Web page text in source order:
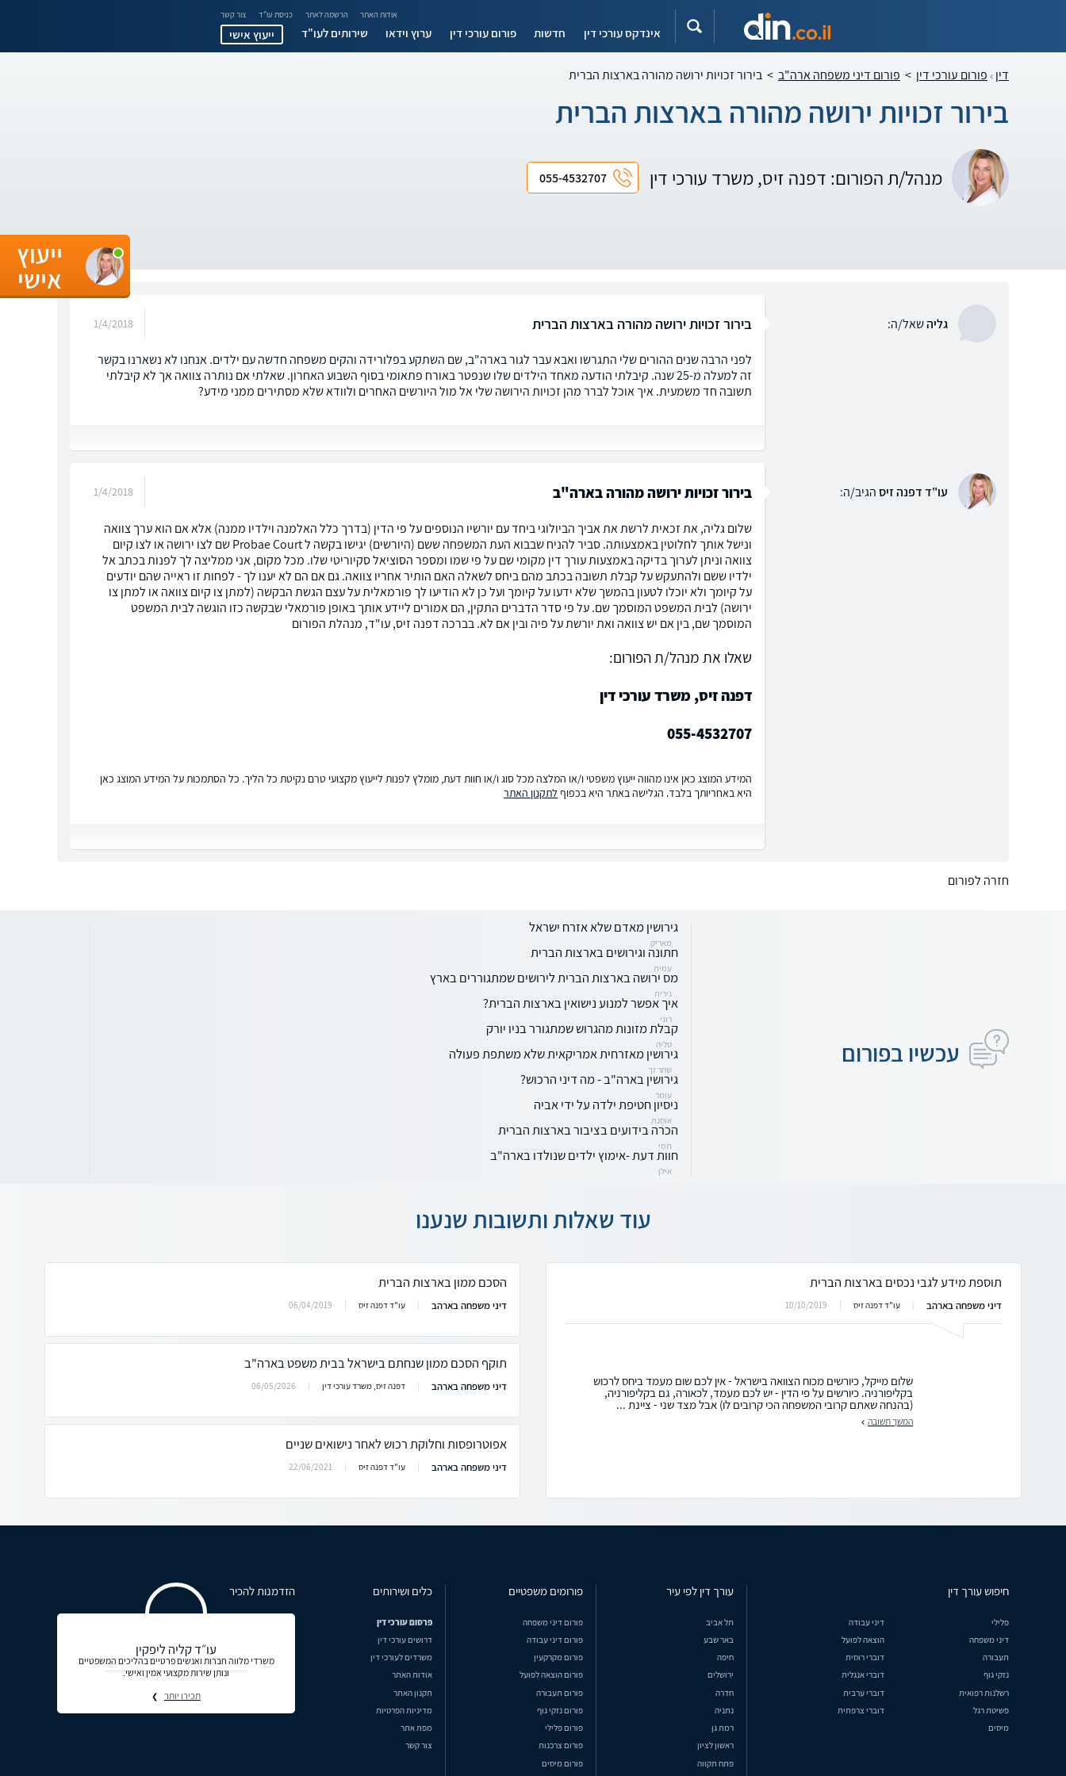
אודות האתר הרשמה לאתר כניסת עו"ד צור קשר
אינדקס עורכי דין חדשות פורום עורכי דין ערוץ וידאו שירותים לעו"ד ייעוץ אישי
דין פורום עורכי דין > פורום דיני משפחה ארה"ב > בירור זכויות ירושה מהורה בארצות הברית
בירור זכויות ירושה מהורה בארצות הברית
מנהל/ת הפורום: דפנה זיס, משרד עורכי דין 055-4532707
גליהשאל/ה: בירור זכויות ירושה מהורה בארצות הברית 1/4/2018
לפני הרבה שנים ההורים שלי התגרשו ואבא עבר לגור בארה"ב, שם השתקע בפלורידה והקים משפחה חדשה עם ילדים. אנחנו לא נשארנו בקשר
זה למעלה מ-25 שנה. קיבלתי הודעה מאחד הילדים שלו שנפטר באורח פתאומי בסוף השבוע האחרון. שאלתי אם נותרה צוואה אך לא קיבלתי
תשובה חד משמעית. איך אוכל לברר מהן זכויות הירושה שלי אל מול היורשים האחרים ולוודא שלא מסתירים ממני מידע?
עו"ד דפנה זיסהגיב/ה: בירור זכויות ירושה מהורה בארה"ב 1/4/2018
שלום גליה, את זכאית לרשת את אביך הביולוגי ביחד עם יורשיו הנוספים על פי הדין (בדרך כלל האלמנה וילדיו ממנה) אלא אם הוא ערך צוואה
ונישל אותך לחלוטין באמצעותה. סביר להניח שבבוא העת המשפחה ששם (היורשים) יגישו בקשה ל Probae Court שם לצו ירושה או לצו קיום
צוואה וניתן לערוך בדיקה באמצעות עורך דין מקומי שם על פי שמו ומספר הסוציאל סקיוריטי שלו. מכל מקום, אני ממליצה לך לפנות בכתב אל
ילדיו ששם ולהתעקש על קבלת תשובה בכתב מהם ביחס לשאלה האם הותיר אחריו צוואה. גם אם הם לא יענו לך - לפחות זו ראייה שהם יודעים
על קיומך ולא יוכלו לטעון בהמשך שלא ידעו על קיומך ועל כן לא הודיעו לך פורמאלית על עצם הגשת הבקשה (למתן צו קיום צוואה או למתן צו
ירושה) לבית המשפט המוסמך שם. על פי סדר הדברים התקין, הם אמורים ליידע אותך באופן פורמאלי שבקשה כזו הוגשה לבית המשפט
המוסמך שם, בין אם יש צוואה ואת יורשת על פיה ובין אם לא. בברכה דפנה זיס, עו"ד, מנהלת הפורום
שאלו את מנהל/ת הפורום:
דפנה זיס, משרד עורכי דין
055-4532707
המידע המוצג כאן אינו מהווה ייעוץ משפטי ו/או המלצה מכל סוג ו/או חוות דעת, מומלץ לפנות לייעוץ מקצועי טרם נקיטת כל הליך. כל הסתמכות על המידע המוצג כאן
היא באחריותך בלבד. הגלישה באתר היא בכפוף לתקנון האתר
חזרה לפורום
עכשיו בפורום
גירושין מאדם שלא אזרח ישראל
מאריק
חתונה וגירושים בארצות הברית
עמית
מס ירושה בארצות הברית לירושים שמתגוררים בארץ
נירית
איך אפשר למנוע נישואין בארצות הברית?
רוני
קבלת מזונות מהגרוש שמתגורר בניו יורק
טליה
גירושין מאזרחית אמריקאית שלא משתפת פעולה
שחר זך
גירושין בארה"ב - מה דיני הרכוש?
עומר
ניסיון חטיפת ילדה על ידי אביה
אוסנת
הכרה בידועים בציבור בארצות הברית
תמי
חוות דעת -אימוץ ילדים שנולדו בארה"ב
אילן
עוד שאלות ותשובות שנענו
תוספת מידע לגבי נכסים בארצות הברית
דיני משפחה בארהב עו"ד דפנה זיס 10/10/2019
שלום מייקל, כיורשים מכוח הצוואה בישראל - אין לכם שום מעמד ביחס לרכוש
בקליפורניה. כיורשים על פי הדין - יש לכם מעמד, לכאורה, גם בקליפורניה,
(בהנחה שאתם קרובי המשפחה הכי קרובים לו) אבל מצד שני - ציינת ...
המשך תשובה
הסכם ממון בארצות הברית
דיני משפחה בארהב עו"ד דפנה זיס 06/04/2019
תוקף הסכם ממון שנחתם בישראל בבית משפט בארה"ב
דיני משפחה בארהב דפנה זיס, משרד עורכי דין 06/05/2026
אפוטרופסות וחלוקת רכוש לאחר נישואים שניים
דיני משפחה בארהב עו"ד דפנה זיס 22/06/2021
ייעוץ
אישי
חיפוש עורך דין
פלילי
דיני עבודה
דיני משפחה
הוצאה לפועל
תעבורה
דוברי רוסית
נזקי גוף
דוברי אנגלית
רשלנות רפואית
דוברי ערבית
פשיטת רגל
דוברי צרפתית
מיסים
עורך דין לפי עיר
תל אביב
באר שבע
חיפה
ירושלים
חדרה
נתניה
רמת גן
ראשון לציון
פתח תקווה
פורומים משפטיים
פורום דיני משפחה
פורום דיני עבודה
פורום מקרקעין
פורום הוצאה לפועל
פורום תעבורה
פורום נזקי גוף
פורום פלילי
פורום צרכנות
פורום מיסים
כלים ושירותים
פרסום עורכי דין
דרושים עורכי דין
משרדים לעורכי דין
אודות האתר
תקנון האתר
מדיניות הפרטיות
מפת אתר
צור קשר
הזדמנות להכיר
עו״ד קליה ליפקין
משרדי מלווה חברות ואנשים פרטיים בהליכים המשפטיים
ונותן שירות מקצועי אמין ואישי.
תכירו יותר